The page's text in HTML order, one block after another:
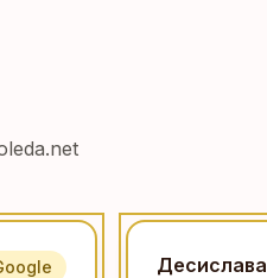
Десислава